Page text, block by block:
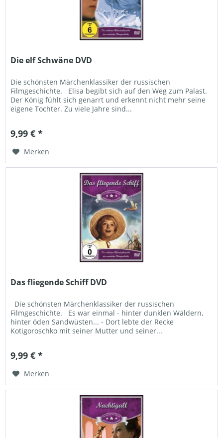
Die elf Schwäne DVD
Die schönsten Märchenklassiker der russischen
Filmgeschichte. Elisa begibt sich auf den Weg zum Palast.
Der König fühlt sich genarrt und erkennt nicht mehr seine
eigene Tochter. Zu viele Jahre sind...
9,99 € *
Merken
Das fliegende Schiff DVD
Die schönsten Märchenklassiker der russischen
Filmgeschichte. Es war einmal - hinter dunklen Wäldern,
hinter öden Sandwüsten... - Dort lebte der Recke
Kotigoroschko mit seiner Mutter und seiner...
9,99 € *
Merken